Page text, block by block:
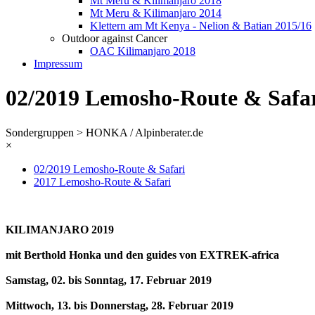
Mt Meru & Kilimanjaro 2014
Klettern am Mt Kenya - Nelion & Batian 2015/16
Outdoor against Cancer
OAC Kilimanjaro 2018
Impressum
02/2019 Lemosho-Route &
Sondergruppen > HONKA / Alpinberater.de
×
02/2019 Lemosho-Route & Safari
2017 Lemosho-Route & Safari
KILIMANJARO 2019
mit Berthold Honka und den guides von EXTREK-africa
Samstag, 02. bis Sonntag, 17. Februar 2019
Mittwoch, 13. bis Donnerstag, 28. Februar 2019